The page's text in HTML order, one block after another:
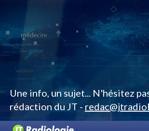
Une info, un sujet... N'hésitez
rédaction du JT -